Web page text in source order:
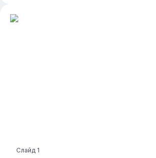
Слайд 1